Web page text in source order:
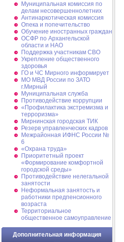
Муниципальная комиссия по
делам несовершеннолетних
Антинаркотическая комиссия
Опека и попечительство
Обучение иностранных граждан
ОСФР по Архангельской
области и НАО
Поддержка участникам СВО
Укрепление общественного
здоровья
ГО и ЧС Мирного информирует
МО МВД России по ЗАТО
г.Мирный
Муниципальная cлужба
Противодействие коррупции
«Профилактика экстремизма и
терроризма»
Мирнинская городская ТИК
Резерв управленческих кадров
Межрайонная ИФНС России №
6
«Охрана труда»
Приоритетный проект
«Формирование комфортной
городской среды»
Противодействие нелегальной
занятости
Неформальная занятость и
работники предпенсионного
возраста
Территориальное
общественное самоуправление
Дополнительная информация